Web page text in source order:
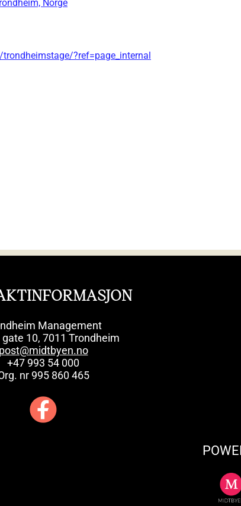
Norge
?ref=page_internal
Management
10, 7011 Trondheim
post@midtbyen.no
+47 993 54 000
nr 995 860 465